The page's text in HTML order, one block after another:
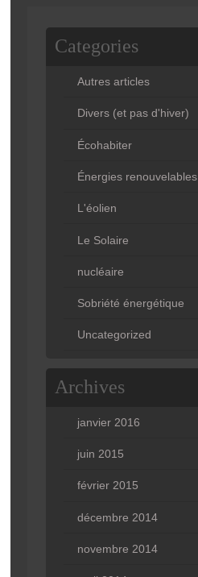
Categories
Autres articles
Divers (et pas d'hiver)
Écohabiter
Énergies renouvelables
L'éolien
Le Solaire
nucléaire
Sobriété énergétique
Uncategorized
Archives
janvier 2016
juin 2015
février 2015
décembre 2014
novembre 2014